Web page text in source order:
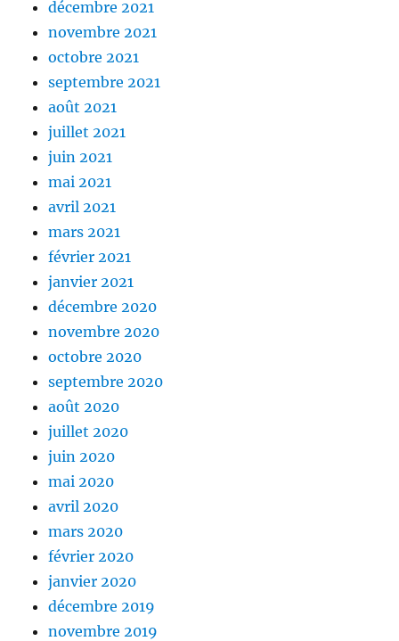
décembre 2021
novembre 2021
octobre 2021
septembre 2021
août 2021
juillet 2021
juin 2021
mai 2021
avril 2021
mars 2021
février 2021
janvier 2021
décembre 2020
novembre 2020
octobre 2020
septembre 2020
août 2020
juillet 2020
juin 2020
mai 2020
avril 2020
mars 2020
février 2020
janvier 2020
décembre 2019
novembre 2019